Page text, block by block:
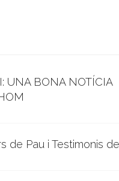
UNA BONA NOTÍCIA
de Pau i Testimonis